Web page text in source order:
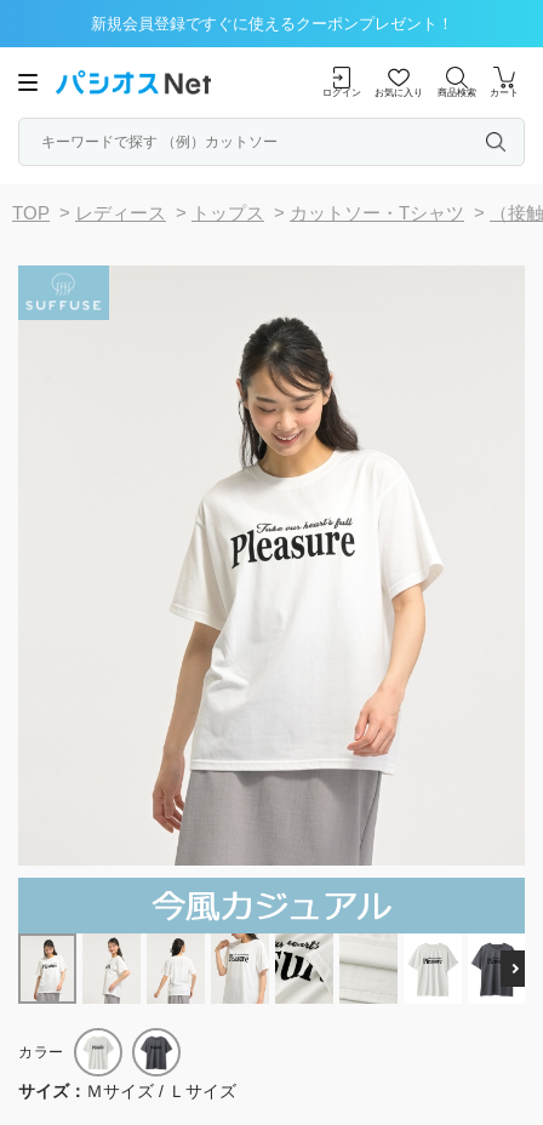
新規会員登録ですぐに使えるクーポンプレゼント！
ログイン お気に入り 商品検索 カート
TOP > レディース > トップス > カットソー・Tシャツ > （接
カラー
サイズ： Ｍサイズ / Ｌサイズ